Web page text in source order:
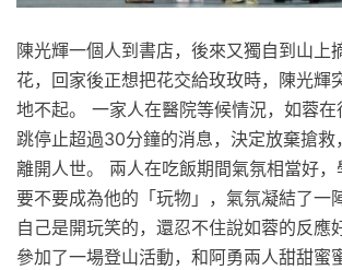
陳光輝一個人到書店，後來又獨自到山上
花，回家後正想把花交給玫玫時，陳光輝
地不起。 一家人在醫院等候情況，如蓉
跳停止超過30分鐘的消息，決定放棄搶救
離開人世。 兩人在吃飯期間氣氛相當好
要不要成為他的「玩物」，氣氛凝結了一
自己是開玩笑的，還忍不住說如蓉的反應
參加了一場登山活動，和阿勇兩人甜甜蜜